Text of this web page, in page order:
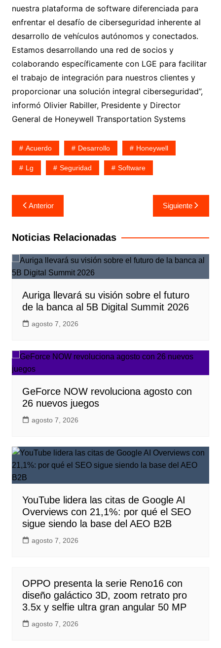
nuestra plataforma de software diferenciada para
enfrentar el desafío de ciberseguridad inherente al
desarrollo de vehículos autónomos y conectados.
Estamos desarrollando una red de socios y
colaborando específicamente con LGE para facilitar
el trabajo de integración para nuestros clientes y
proporcionar una solución integral ciberseguridad”,
informó Olivier Rabiller, Presidente y Director
General de Honeywell Transportation Systems
Acuerdo Desarrollo Honeywell
Lg Seguridad Software
Navegación
de
entradas
Anterior Siguiente
Noticias Relacionadas
Auriga llevará su visión sobre el futuro
de la banca al 5B Digital Summit 2026
agosto 7, 2026
GeForce NOW revoluciona agosto con
26 nuevos juegos
agosto 7, 2026
YouTube lidera las citas de Google AI
Overviews con 21,1%: por qué el SEO
sigue siendo la base del AEO B2B
agosto 7, 2026
OPPO presenta la serie Reno16 con
diseño galáctico 3D, zoom retrato pro
3.5x y selfie ultra gran angular 50 MP
agosto 7, 2026